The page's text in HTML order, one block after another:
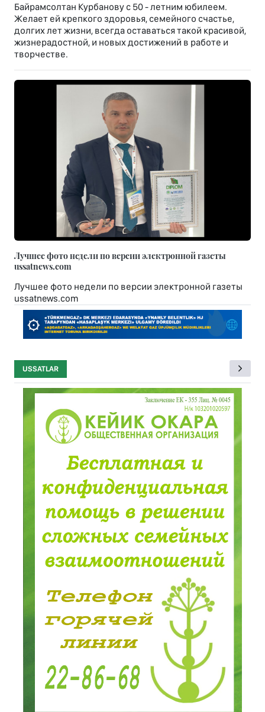
Байрамсолтан Курбанову с 50 - летним юбилеем.
Желает ей крепкого здоровья, семейного счастье,
долгих лет жизни, всегда оставаться такой красивой,
жизнерадостной, и новых достижений в работе и
творчестве.
Лучшее фото недели по версии электронной газеты
ussatnews.com
Лучшее фото недели по версии электронной газеты
ussatnews.com
USSATLAR